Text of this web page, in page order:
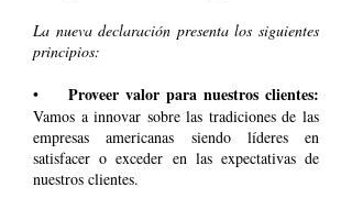
La nueva declaración presenta los siguientes
principios:
• Proveer valor para nuestros clientes:
Vamos a innovar sobre las tradiciones de las
empresas americanas siendo líderes en
satisfacer o exceder en las expectativas de
nuestros clientes.